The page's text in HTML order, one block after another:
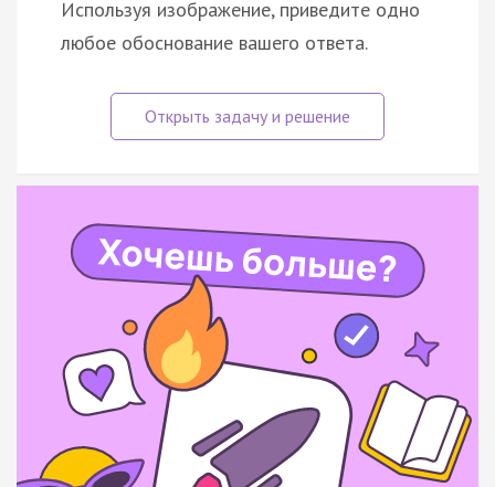
Используя изображение, приведите одно
любое обоснование вашего ответа.